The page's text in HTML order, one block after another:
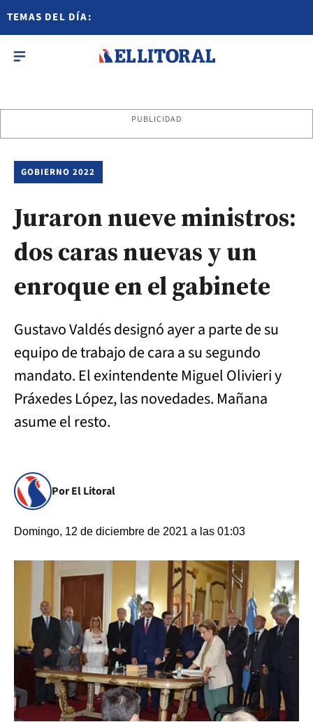
TEMAS DEL DÍA:
PUBLICIDAD
GOBIERNO 2022
Juraron nueve ministros:
dos caras nuevas y un
enroque en el gabinete
Gustavo Valdés designó ayer a parte de su
equipo de trabajo de cara a su segundo
mandato. El exintendente Miguel Olivieri y
Práxedes López, las novedades. Mañana
asume el resto.
Por El Litoral
Domingo, 12 de diciembre de 2021 a las 01:03